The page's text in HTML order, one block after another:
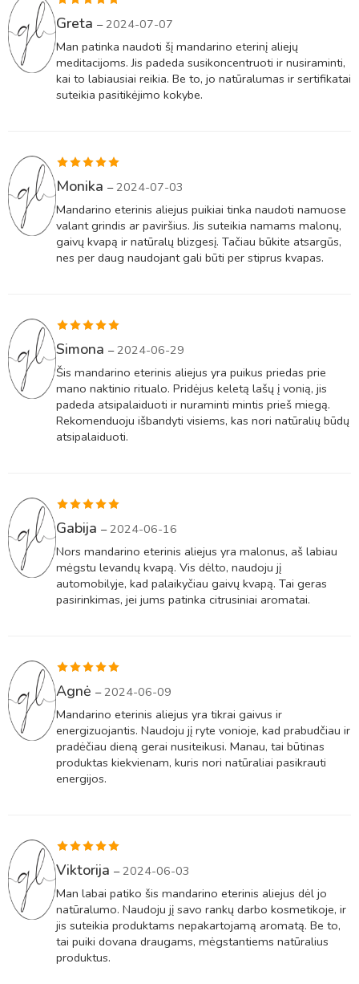
Įvertinimas:
Greta – 2024-07-07
Man patinka naudoti šį mandarino eterinį aliejų
meditacijoms. Jis padeda susikoncentruoti ir nusiraminti,
kai to labiausiai reikia. Be to, jo natūralumas ir sertifikatai
suteikia pasitikėjimo kokybe.
Įvertinimas:
Monika – 2024-07-03
Mandarino eterinis aliejus puikiai tinka naudoti namuose
valant grindis ar paviršius. Jis suteikia namams malonų,
gaivų kvapą ir natūralų blizgesį. Tačiau būkite atsargūs,
nes per daug naudojant gali būti per stiprus kvapas.
Įvertinimas:
5
Simona – 2024-06-29
Šis mandarino eterinis aliejus yra puikus priedas prie
mano naktinio ritualo. Pridėjus keletą lašų į vonią, jis
padeda atsipalaiduoti ir nuraminti mintis prieš miegą.
Rekomenduoju išbandyti visiems, kas nori natūralių būdų
atsipalaiduoti.
Įvertinimas:
Gabija – 2024-06-16
Nors mandarino eterinis aliejus yra malonus, aš labiau
mėgstu levandų kvapą. Vis dėlto, naudoju jį
automobilyje, kad palaikyčiau gaivų kvapą. Tai geras
pasirinkimas, jei jums patinka citrusiniai aromatai.
Įvertinimas:
Agnė – 2024-06-09
Mandarino eterinis aliejus yra tikrai gaivus ir
energizuojantis. Naudoju jį ryte vonioje, kad prabudčiau ir
pradėčiau dieną gerai nusiteikusi. Manau, tai būtinas
produktas kiekvienam, kuris nori natūraliai pasikrauti
energijos.
Įvertinimas:
Viktorija – 2024-06-03
Man labai patiko šis mandarino eterinis aliejus dėl jo
natūralumo. Naudoju jį savo rankų darbo kosmetikoje, ir
jis suteikia produktams nepakartojamą aromatą. Be to,
tai puiki dovana draugams, mėgstantiems natūralius
produktus.